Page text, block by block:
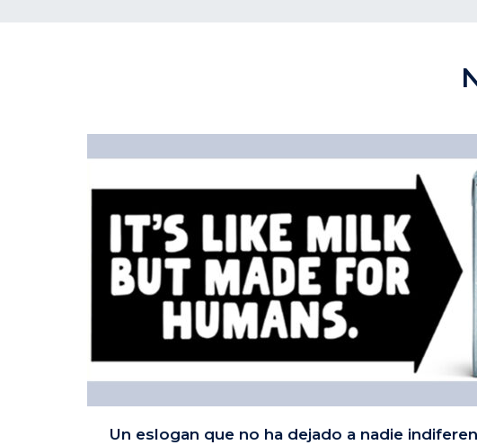
Un eslogan que no ha dejado a nadie